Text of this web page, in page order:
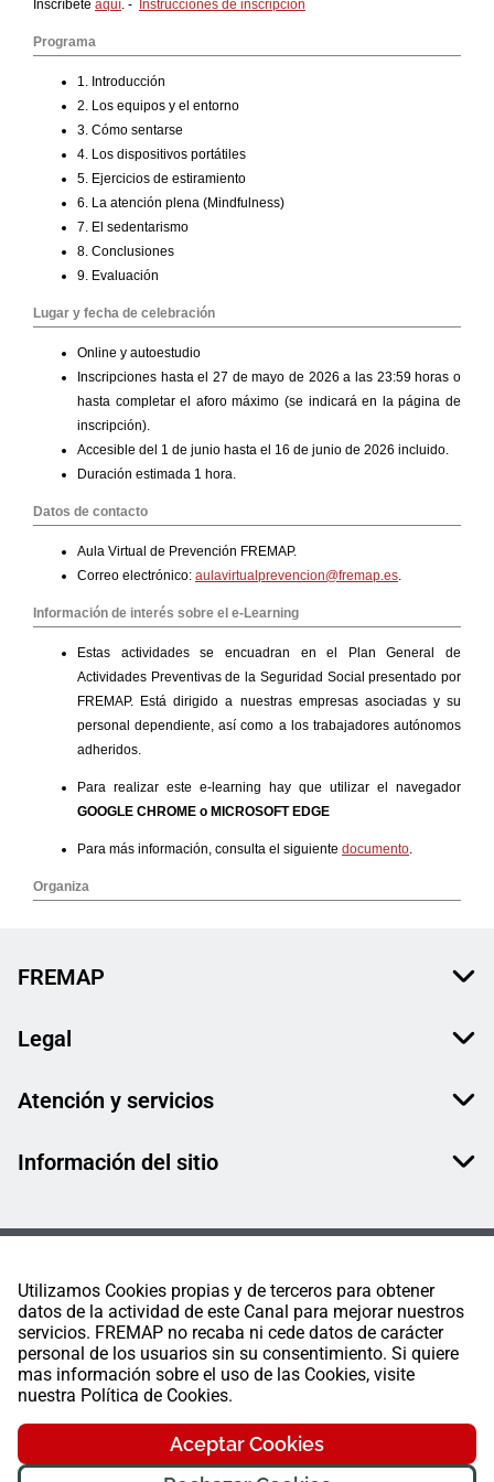
Utilizamos Cookies propias y de terceros para obtener
datos de la actividad de este Canal para mejorar nuestros
servicios. FREMAP no recaba ni cede datos de carácter
personal de los usuarios sin su consentimiento. Si quiere
mas información sobre el uso de las Cookies, visite
nuestra Política de Cookies.
Aceptar Cookies
FREMAP
Legal
Atención y servicios
Información del sitio